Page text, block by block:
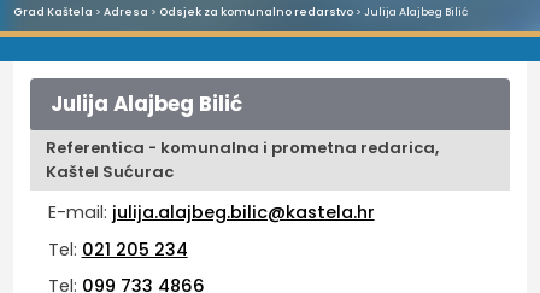
Grad Kaštela > Adresa > Odsjek za komunalno redarstvo> Julija Alajbeg Bilić
Julija Alajbeg Bilić
Referentica - komunalna i prometna redarica,
Kaštel Sućurac
E-mail: julija.alajbeg.bilic@kastela.hr
Tel: 021 205 234
Tel: 099 733 4866